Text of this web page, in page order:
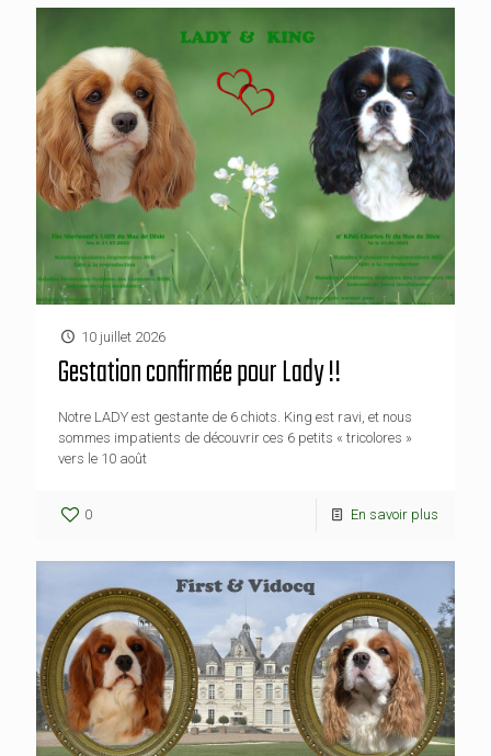
10 juillet 2026
Gestation confirmée pour Lady !!
Notre LADY est gestante de 6 chiots. King est ravi, et nous
sommes impatients de découvrir ces 6 petits « tricolores »
vers le 10 août
0 En savoir plus